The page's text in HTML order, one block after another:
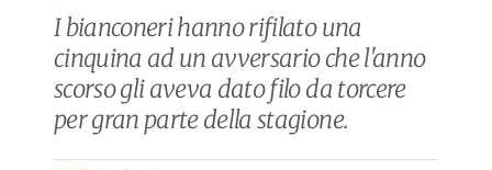
I bianconeri hanno rifilato una
cinquina ad un avversario che l'anno
scorso gli aveva dato filo da torcere
per gran parte della stagione.